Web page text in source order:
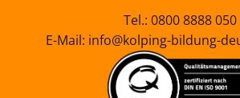
Tel.: 0800 8888 050
E-Mail: info@kolping-bildung-